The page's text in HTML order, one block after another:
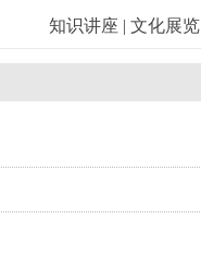
知识讲座 | 文化展览